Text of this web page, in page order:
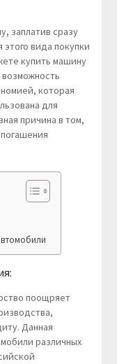
заплатив сразу
вида покупки
купить машину
которая
для
причина в том,
поощряет
Данная
различных